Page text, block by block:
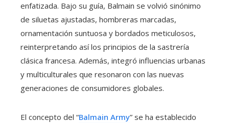
enfatizada. Bajo su guía, Balmain se volvió sinónimo
de siluetas ajustadas, hombreras marcadas,
ornamentación suntuosa y bordados meticulosos,
reinterpretando así los principios de la sastrería
clásica francesa. Además, integró influencias urbanas
y multiculturales que resonaron con las nuevas
generaciones de consumidores globales.
El concepto del “Balmain Army” se ha establecido